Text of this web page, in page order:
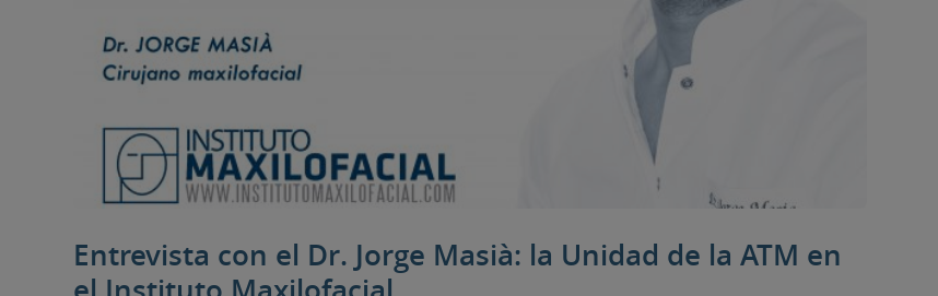
Entrevista con el Dr. Jorge Masià: la Unidad de la ATM en